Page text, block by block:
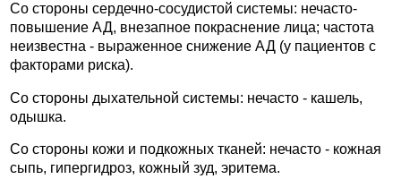
Со стороны сердечно-сосудистой системы: нечасто-
повышение АД, внезапное покраснение лица; частота
неизвестна - выраженное снижение АД (у пациентов с
факторами риска).
Со стороны дыхательной системы: нечасто - кашель,
одышка.
Со стороны кожи и подкожных тканей: нечасто - кожная
сыпь, гипергидроз, кожный зуд, эритема.